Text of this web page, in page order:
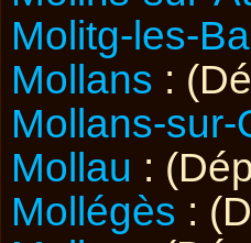
Molitg-les-
Mollans :
Mollans-sur-
Mollau :
Mollégès :